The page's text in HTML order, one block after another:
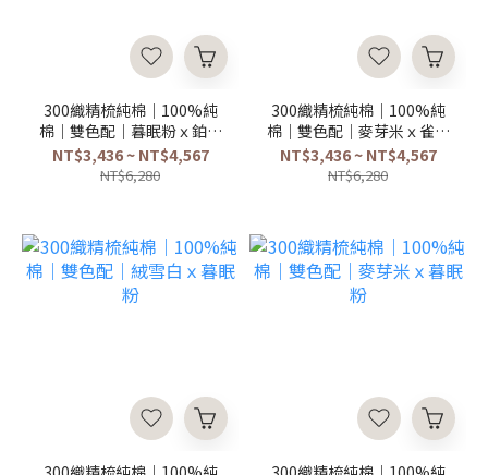
300織精梳純棉｜100%純
棉｜雙色配｜暮眠粉ｘ鉑蒂
藍
NT$3,436 ~ NT$4,567
NT$6,280
300織精梳純棉｜100%純
棉｜雙色配｜麥芽米ｘ雀木
咖
NT$3,436 ~ NT$4,567
NT$6,280